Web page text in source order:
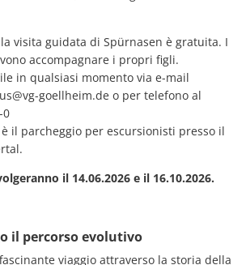
visita guidata di Spürnasen è gratuita. I
accompagnare i propri figli.
in qualsiasi momento via e-mail
goellheim.de o per telefono al
0
il parcheggio per escursionisti presso il
il 14.06.2026 e il 16.10.2026.
il percorso evolutivo
viaggio attraverso la storia della